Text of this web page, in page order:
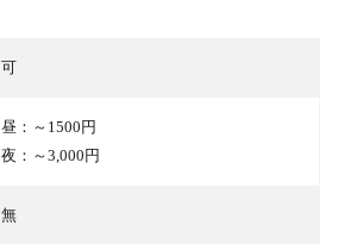
可
昼：～1500円
夜：～3,000円
無